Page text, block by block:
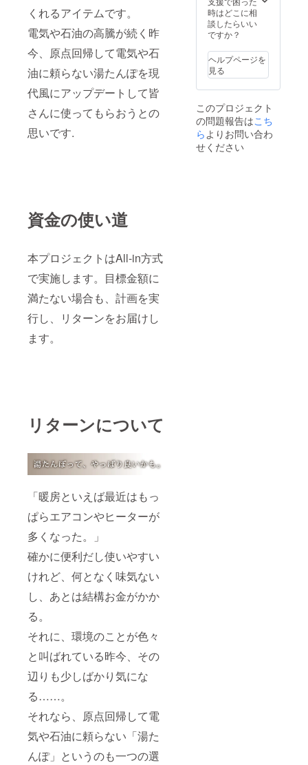
くれるアイテムです。
電気や石油の高騰が続く昨
今、原点回帰して電気や石
油に頼らない湯たんぽを現
代風にアップデートして皆
さんに使ってもらおうとの
思いです.
資金の使い道
本プロジェクトはAll-in方式
で実施します。目標金額に
満たない場合も、計画を実
行し、リターンをお届けし
ます。
リターンについて
「暖房といえば最近はもっ
ぱらエアコンやヒーターが
多くなった。」
確かに便利だし使いやすい
けれど、何となく味気ない
し、あとは結構お金がかか
る。
それに、環境のことが色々
と叫ばれている昨今、その
辺りも少しばかり気にな
る……。
それなら、原点回帰して電
気や石油に頼らない「湯た
んぽ」というのも一つの選
時はどこに相
談したらいい
ですか？
ヘルプページを
見る
このプロジェクト
の問題報告はこち
らよりお問い合わ
せください